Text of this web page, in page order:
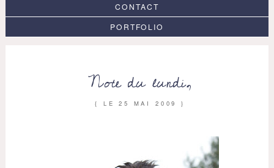
CONTACT
PORTFOLIO
Note du lundi,
{ LE25 MAI 2009 }